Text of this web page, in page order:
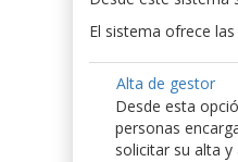
El sistema ofrece
Alta de gestor
Desde esta
personas
solicitar su alta